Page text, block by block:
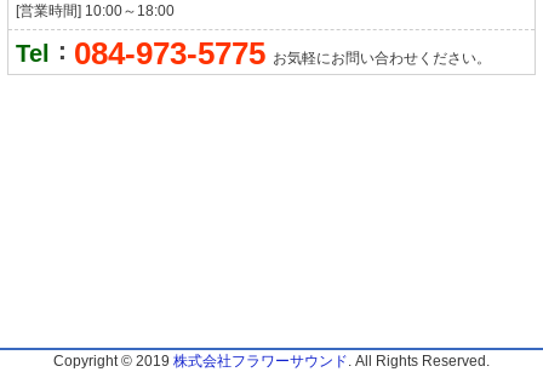
[営業時間] 10:00～18:00
Tel ： 084-973-5775 お気軽にお問い合わせください。
Copyright © 2019 株式会社フラワーサウンド. All Rights Reserved.